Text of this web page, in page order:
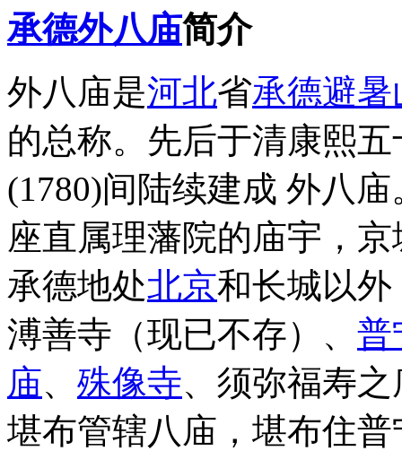
承德外八庙简介
外八庙是河北省承德避暑
的总称。先后于清康熙
(1780)间陆续建成 外八
座直属理藩院的庙宇，
承德地处北京和长城以
溥善寺（现已不存）、 普
庙、 殊像寺、须弥福寿
堪布管辖八庙，堪布住